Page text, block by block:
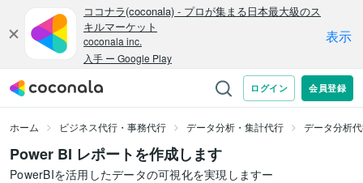
ホーム ビジネス代行・事務代行 データ分析・集計代行 データ分析
Power BI レポートを作成します
PowerBIを活用したデータの可視化を実現しますー